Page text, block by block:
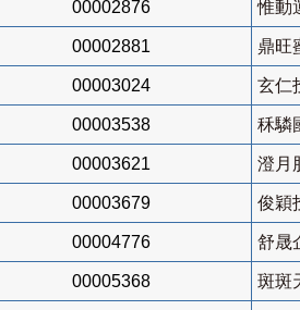
00002876 惟動
00002881 鼎旺
00003024 玄仁
00003538 秝驎
00003621 澄月
00003679 俊穎
00004776 舒晟
00005368 斑斑